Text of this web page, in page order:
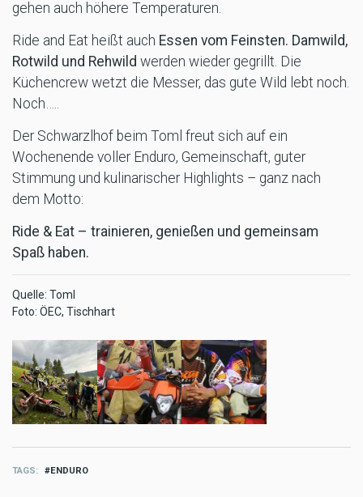
gehen auch höhere Temperaturen.
Ride and Eat heißt auch Essen vom Feinsten. Damwild,
Rotwild und Rehwild werden wieder gegrillt. Die
Küchencrew wetzt die Messer, das gute Wild lebt noch.
Noch…..
Der Schwarzlhof beim Toml freut sich auf ein
Wochenende voller Enduro, Gemeinschaft, guter
Stimmung und kulinarischer Highlights – ganz nach
dem Motto:
Ride & Eat – trainieren, genießen und gemeinsam
Spaß haben.
Quelle: Toml
Foto: ÖEC, Tischhart
TAGS ENDURO